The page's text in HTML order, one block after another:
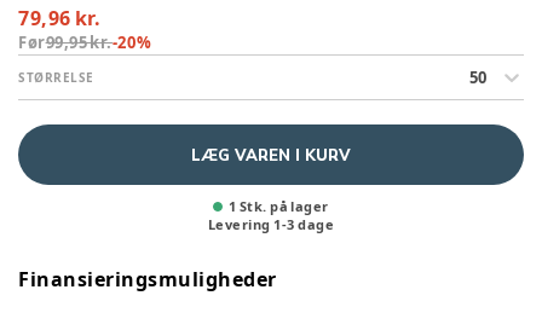
79,96 kr.
Før99,95 kr.-20%
STØRRELSE 50
LÆG VAREN I KURV
1 Stk. på lager
Levering 1-3 dage
Finansieringsmuligheder